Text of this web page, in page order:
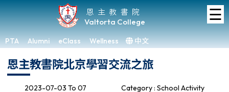
恩主教書院
Valtorta College
PTA Alumni eClass Wellness 中文
☰
Home
About
VC
Academic
Student
恩主教書院北京學習交流之旅
2023-07-03 To 07 Category : School Activity